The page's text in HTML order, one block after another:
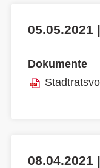
05.05.2021
Dokumente
08.04.2021